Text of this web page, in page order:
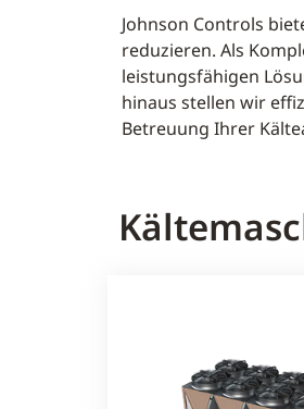
Johnson Controls
reduzieren. Als
leistungsfähigen
hinaus stellen wir
Betreuung Ihrer